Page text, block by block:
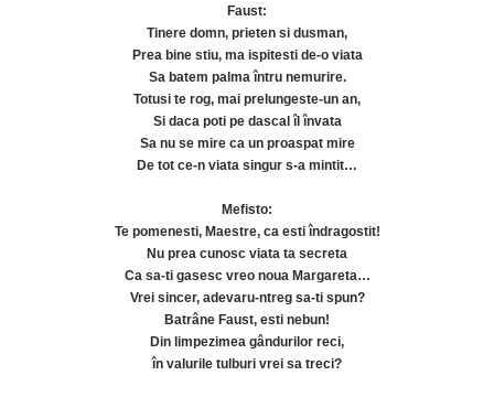
Faust:
Tinere domn, prieten si dusman,
Prea bine stiu, ma ispitesti de-o viata
Sa batem palma întru nemurire.
Totusi te rog, mai prelungeste-un an,
Si daca poti pe dascal îl învata
Sa nu se mire ca un proaspat mire
De tot ce-n viata singur s-a mintit…
Mefisto:
Te pomenesti, Maestre, ca esti îndragostit!
Nu prea cunosc viata ta secreta
Ca sa-ti gasesc vreo noua Margareta…
Vrei sincer, adevaru-ntreg sa-ti spun?
Batrâne Faust, esti nebun!
Din limpezimea gândurilor reci,
în valurile tulburi vrei sa treci?